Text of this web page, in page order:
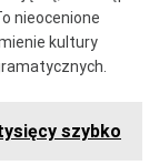
nieocenione
kultury
szybko